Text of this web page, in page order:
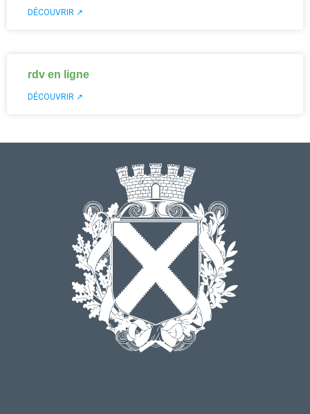
DÉCOUVRIR ↗
rdv en ligne
DÉCOUVRIR ↗